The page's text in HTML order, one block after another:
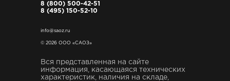
8 (800) 500-42-51
8 (495) 150-52-10
info@saoz.ru
© 2026 ООО «САОЗ»
Вся представленная на сайте
информация, касающаяся технических
характеристик, наличия на складе,